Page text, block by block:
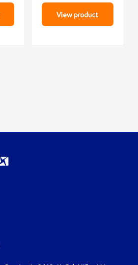
View product